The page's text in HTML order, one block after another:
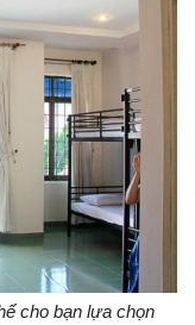
cho bạn lựa chọn